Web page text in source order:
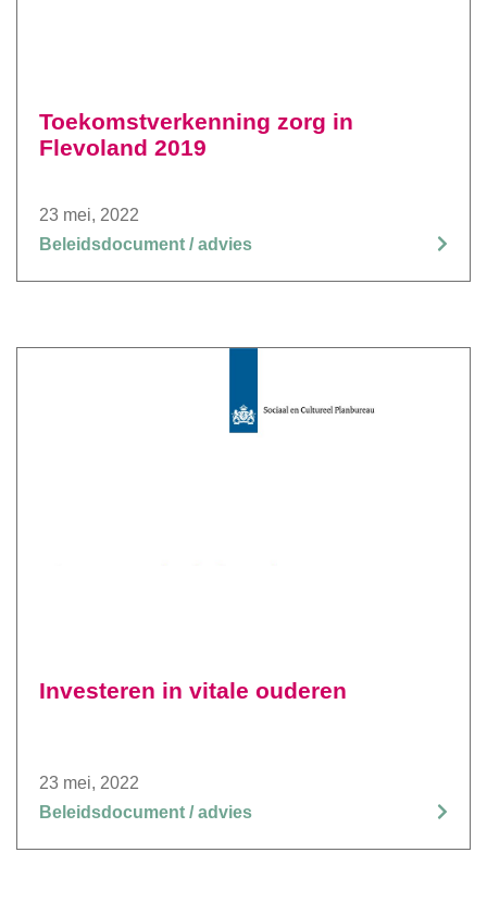
Toekomstverkenning zorg in
Flevoland 2019
23 mei, 2022
Beleidsdocument / advies
Investeren in vitale ouderen
23 mei, 2022
Beleidsdocument / advies